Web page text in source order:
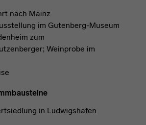
nach Mainz
im Gutenberg-Museum
zum
; Weinprobe im
in Ludwigshafen